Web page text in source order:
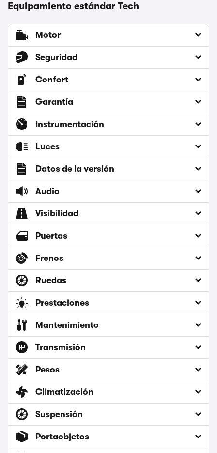
Equipamiento estándar Tech
Motor
Seguridad
Confort
Garantía
Instrumentación
Luces
Datos de la versión
Audio
Visibilidad
Puertas
Frenos
Ruedas
Prestaciones
Mantenimiento
Transmisión
Pesos
Climatización
Suspensión
Portaobjetos